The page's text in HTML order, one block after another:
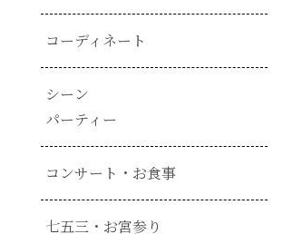
コーディネート
シーン
パーティー
コンサート・お食事
七五三・お宮参り